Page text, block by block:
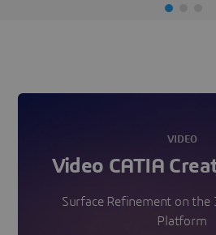
VIDEO
Video CATIA
Surface Refinement on the
Platform